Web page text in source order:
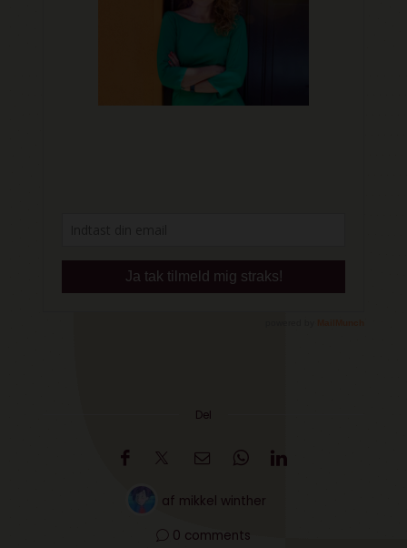
Del
af mikkel winther
0 comments